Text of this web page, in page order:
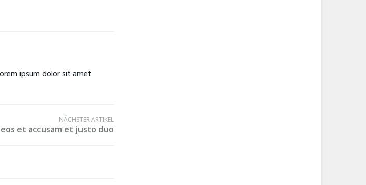
ipsum dolor sit amet
NÄCHSTER ARTIKEL
et accusam et justo duo